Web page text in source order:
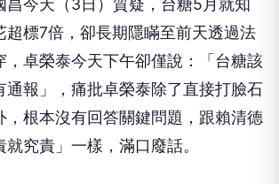
昌今天（3日）質疑，台糖5月就知
超標7倍，卻長期隱瞞至前天透過法
，卓榮泰今天下午卻僅說：「台糖該
通報」，痛批卓榮泰除了直接打臉石
，根本沒有回答關鍵問題，跟賴清德
究責」一樣，滿口廢話。